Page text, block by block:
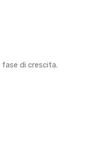
di crescita.